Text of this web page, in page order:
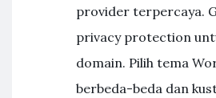
provider terpercaya.
privacy protection
domain. Pilih tema
berbeda-beda dan